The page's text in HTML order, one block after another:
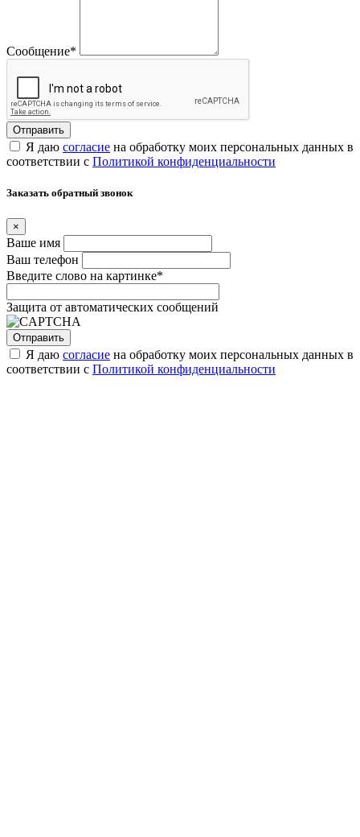
Сообщение*
Я даю согласие на обработку моих персональных данных в
соответствии с Политикой конфиденциальности
Заказать обратный звонок
×
Ваше имя
Ваш телефон
Введите слово на картинке*
Защита от автоматических сообщений
Я даю согласие на обработку моих персональных данных в
соответствии с Политикой конфиденциальности